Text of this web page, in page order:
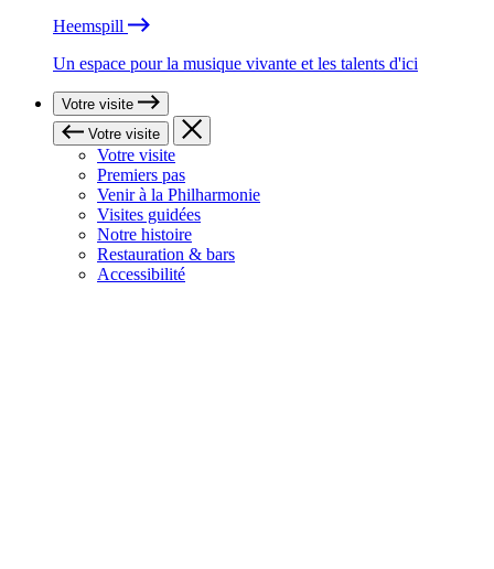
Heemspill
Un espace pour la musique vivante et les talents d'ici
Votre visite
Votre visite
Votre visite
Premiers pas
Venir à la Philharmonie
Visites guidées
Notre histoire
Restauration & bars
Accessibilité